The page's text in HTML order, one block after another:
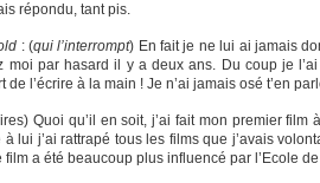
répondu, tant pis.
: (qui l’interrompt) En fait je ne lui ai jamais
moi par hasard il y a deux ans. Du coup je
de l’écrire à la main ! Je n’ai jamais osé t’en
Quoi qu’il en soit, j’ai fait mon premier film
à lui j’ai rattrapé tous les films que j’avais
film a été beaucoup plus influencé par l’Ecole